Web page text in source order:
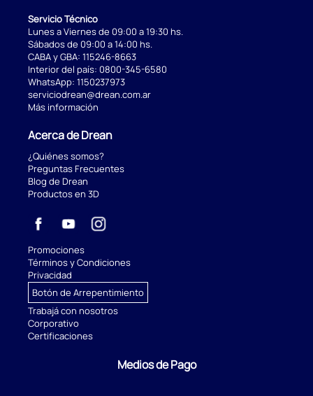
Servicio Técnico
Lunes a Viernes de 09:00 a 19:30 hs.
Sábados de 09:00 a 14:00 hs.
CABA y GBA: 115246-8663
Interior del país: 0800-345-6580
WhatsApp: 1150237973
serviciodrean@drean.com.ar
Más información
Acerca de Drean
¿Quiénes somos?
Preguntas Frecuentes
Blog de Drean
Productos en 3D
Promociones
Términos y Condiciones
Privacidad
Botón de Arrepentimiento
Trabajá con nosotros
Corporativo
Certificaciones
Medios de Pago